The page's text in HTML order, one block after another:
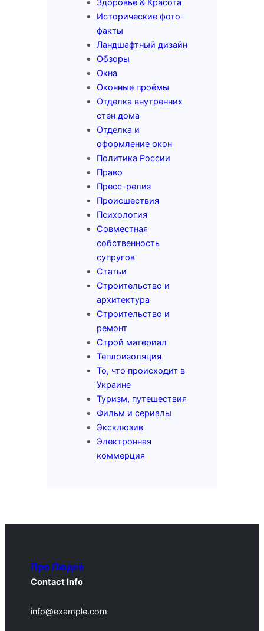
Здоровье & Красота
Исторические фото-
факты
Ландшафтный дизайн
Обзоры
Окна
Оконные проёмы
Отделка внутренних
стен дома
Отделка и
оформление окон
Политика России
Право
Пресс-релиз
Происшествия
Психология
Совместная
собственность
супругов
Статьи
Строительство и
архитектура
Строительство и
ремонт
Строй материал
Теплоизоляция
То, что происходит в
Украине
Туризм, путешествия
Фильм и сериалы
Эксклюзив
Электронная
коммерция
Про Людей
Contact Info
info@example.com